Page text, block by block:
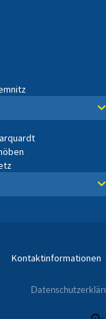
Kontaktinformationen